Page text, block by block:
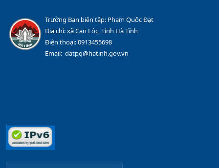
Trưởng Ban biên tập: Phạm Quốc Đạt
Địa chỉ: xã Can Lộc, Tỉnh Hà Tĩnh
Điện thoại: 0913455698
Email: datpq@hatinh.gov.vn